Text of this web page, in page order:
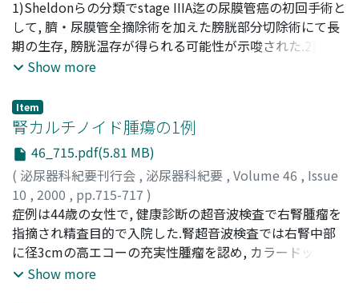
梶田, 洋一郎;羽渕, 友則;賀本, 敏行;奥野, 博;寺井, 章人;
筧, 善行 ;寺地, 敏郎;小川, 修;吉田, 修;KAJITA, Yoichiro;
HABUCHI, Tomonori;KAMOTO, Toshiyuki;OKUNO,
Hiroshi; TERAI, Akito
1)Sheldonらの分類でstage IIIA迄の尿膜管癌の初回手術と
して, 臍・尿膜管全摘除術を加えた膀胱部分切除術にて長
期の生存, 膀胱温存が得られる可能性が示唆された.2)CEA
は患者血清4例中2例, 尿膜管癌組織5例中5例で陽性であり,
は尿膜管癌組織5例中4例で陽性であったが, stageや予後
との相関は認められなかった
Show more
Item
腎カルチノイド腫瘍の1例
46_715.pdf(5.81 MB)
( 泌尿器科紀要刊行会 , 泌尿器科紀要 , Volume 46 , Issue
10 , 2000 , pp.715-717 )
前田, 重孝;伊藤, 博之;長谷川, 太郎;阿部, 和弘;加藤, 伸樹
池本, 庸;小野寺, 昭一;大石, 幸彦;MAEDA, Shigetaka;
ITOU, Hiroyuki;HASEGAWA, Taro;ABE, Kazuhiro
KATOU, Nobuki
症例は44歳の女性で, 健康診断の超音波検査で右腎腫瘤を
指摘され精査目的で入院した.腎超音波検査では右腎中部
に径3cmの高エコーの充実性腫瘤を認め, カラードップラ
ーエコーで腫瘤内に血流は認めなかった.針生検により高
Show more